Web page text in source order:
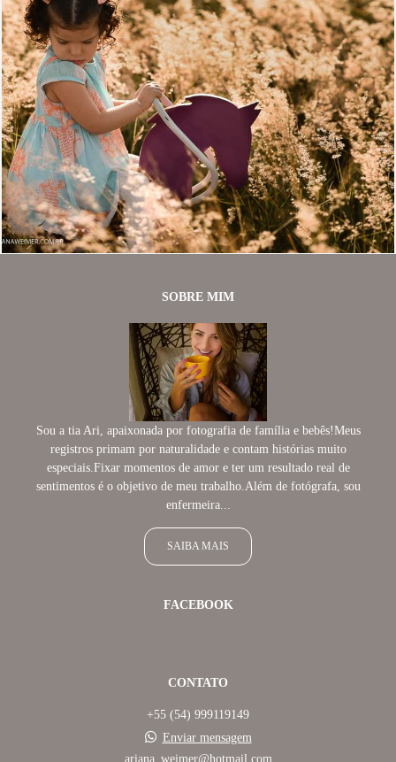
1787 4
SOBRE MIM
Sou a tia Ari, apaixonada por fotografia de família e bebês!Meus
registros primam por naturalidade e contam histórias muito
especiais.Fixar momentos de amor e ter um resultado real de
sentimentos é o objetivo de meu trabalho.Além de fotógrafa, sou
enfermeira...
SAIBA MAIS
FACEBOOK
CONTATO
+55 (54) 999119149
Enviar mensagem
ariana_weimer@hotmail.com